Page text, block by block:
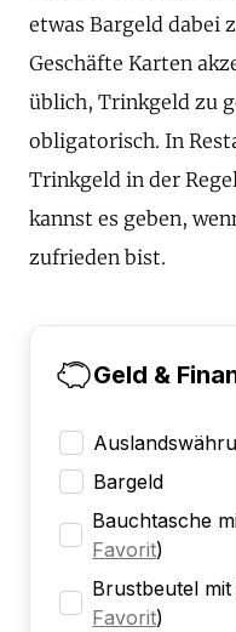
etwas Bargeld dabei
Geschäfte Karten
üblich, Trinkgeld zu
obligatorisch. In
Trinkgeld in der
kannst es geben,
zufrieden bist.
Geld &
Bargeld
Bauchtasche
Favorit)
Brustbeutel
Favorit)